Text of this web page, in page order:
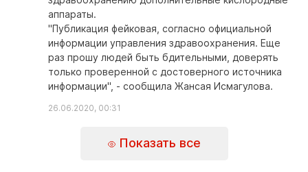
аппараты.
"Публикация фейковая, согласно официальной
информации управления здравоохранения. Еще
раз прошу людей быть бдительными, доверять
только проверенной с достоверного источника
информации", - сообщила Жансая Исмагулова.
26.06.2020, 00:31
Показать все